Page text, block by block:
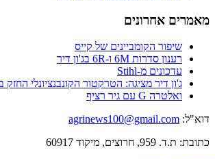
אחרונים
שיפור הקומביינים של קייס
רענון סדרות 6M ו-6R בג'ון דיר
עדכונים מ-Stihl
ג'ון דיר מציגה: הטרקטור הקונבנציונלי החזק בעולם
ואלטרה G עם גיר רציף
agrinews100@gmail.com
חרוצים, מיקוד 60917